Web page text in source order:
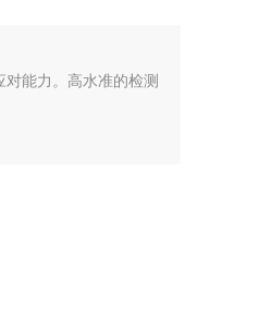
能力。高水准的检测